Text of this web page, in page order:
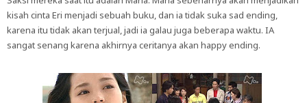
kisah cinta Eri menjadi sebuah buku, dan ia tidak suka sad ending,
karena itu tidak akan terjual, jadi ia galau juga beberapa waktu. IA
sangat senang karena akhirnya ceritanya akan happy ending.